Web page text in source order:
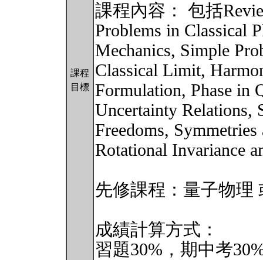
課程
目標
課程內容： 包括
Problems in Classical
Mechanics, Simple
Classical Limit,
Formulation, Phase in
Uncertainty Relations,
Freedoms,
Rotational Invariance
先修課程：量子物理
成績計算方式：
習題30%，期中考